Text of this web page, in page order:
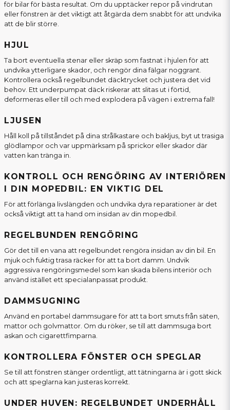
för bilar för bästa resultat. Om du upptäcker repor på vindrutan
eller fönstren är det viktigt att åtgärda dem snabbt för att undvika
att de blir större.
HJUL
Ta bort eventuella stenar eller skräp som fastnat i hjulen för att
undvika ytterligare skador, och rengör dina fälgar noggrant.
Kontrollera också regelbundet däcktrycket och justera det vid
behov. Ett underpumpat däck riskerar att slitas ut i förtid,
deformeras eller till och med explodera på vägen i extrema fall!
LJUSEN
Håll koll på tillståndet på dina strålkastare och bakljus, byt ut trasiga
glödlampor och var uppmärksam på sprickor eller skador där
vatten kan tränga in.
KONTROLL OCH RENGÖRING AV INTERIÖREN
I DIN MOPEDBIL: EN VIKTIG DEL
För att förlänga livslängden och undvika dyra reparationer är det
också viktigt att ta hand om insidan av din mopedbil.
REGELBUNDEN RENGÖRING
Gör det till en vana att regelbundet rengöra insidan av din bil. En
mjuk och fuktig trasa räcker för att ta bort damm. Undvik
aggressiva rengöringsmedel som kan skada bilens interiör och
använd istället ett specialanpassat produkt.
DAMMSUGNING
Använd en portabel dammsugare för att ta bort smuts från säten,
mattor och golvmattor. Om du röker, se till att dammsuga bort
askan och cigarettfimparna.
KONTROLLERA FÖNSTER OCH SPEGLAR
Se till att fönstren stänger ordentligt, att tätningarna är i gott skick
och att speglarna kan justeras korrekt.
UNDER HUVEN: REGELBUNDET UNDERHÅLL